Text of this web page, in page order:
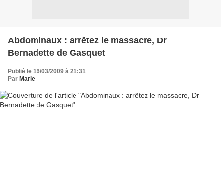
Abdominaux : arrêtez le massacre, Dr
Bernadette de Gasquet
Publié le 16/03/2009 à 21:31
Par Marie